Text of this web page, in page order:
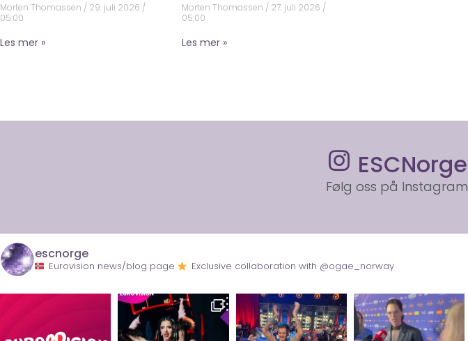
Morten Thomassen
29. juli 2026
05:00
Les mer »
Morten Thomassen 27. juli 2026
05:00
Les mer »
ESCNorge
Følg oss på Instagram
escnorge
Eurovision news/blog page Exclusive collaboration with @ogae_norway